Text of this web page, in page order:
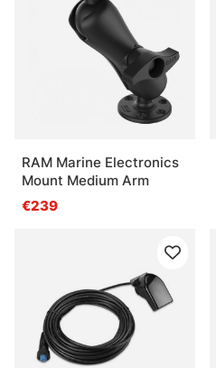
RAM Marine Electronics
Mount Medium Arm
€239